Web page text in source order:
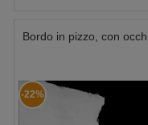
Bordo in pizzo, con
-22%